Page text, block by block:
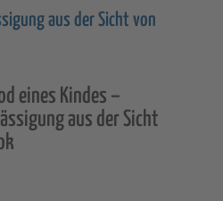
eines Kindes –
aus der Sicht